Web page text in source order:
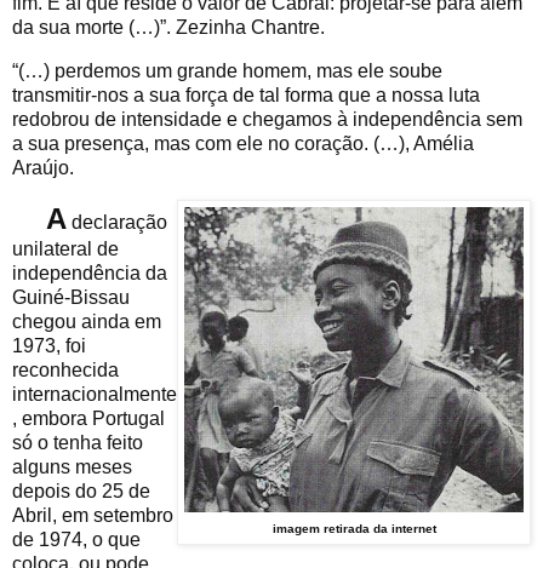
da sua morte (…)”. Zezinha Chantre.
“(…) perdemos um grande homem, mas ele soube
transmitir-nos a sua força de tal forma que a nossa luta
redobrou de intensidade e chegamos à independência sem
a sua presença, mas com ele no coração. (…), Amélia
Araújo.
imagem retirada da internet
A declaração
unilateral de
independência da
Guiné-Bissau
chegou ainda em
1973, foi
reconhecida
internacionalmente
, embora Portugal
só o tenha feito
alguns meses
depois do 25 de
Abril, em setembro
de 1974, o que
coloca, ou pode